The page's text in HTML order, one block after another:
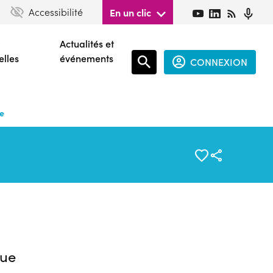
Accessibilité En un clic
Actualités et
événements
CONNEXION